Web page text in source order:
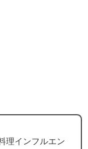
理インフルエン